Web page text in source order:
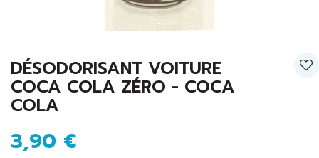
DÉSODORISANT VOITURE
COCA COLA ZÉRO - COCA
COLA
3,90 €